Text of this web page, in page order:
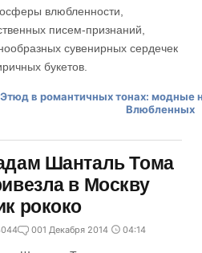
влюбленности,
писем-признаний,
сувенирных сердечек
букетов.
Шанталь Тома
в Москву
рококо
001 Декабря 2014 04:14